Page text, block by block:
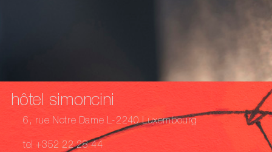
hôtel simoncini
6, rue Notre Dame L-2240 Luxembourg
tel +352 22 28 44